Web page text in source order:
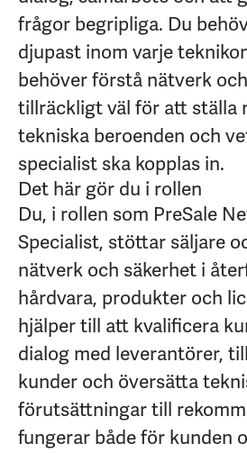
frågor begripliga. Du
djupast inom varje
behöver förstå nätverk
tillräckligt väl för att ställa
tekniska beroenden och
specialist ska kopplas in.
Det här gör du i rollen
Du, i rollen som PreSale
Specialist, stöttar säljare
nätverk och säkerhet i
hårdvara, produkter och
hjälper till att kvalificera
dialog med leverantörer,
kunder och översätta
förutsättningar till
fungerar både för kunden